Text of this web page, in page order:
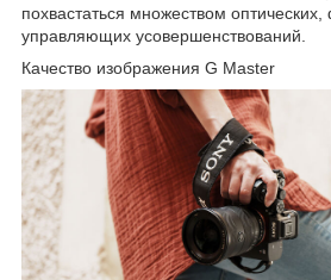
похвастаться множеством
управляющих усовершенствований.
Качество изображения G Master